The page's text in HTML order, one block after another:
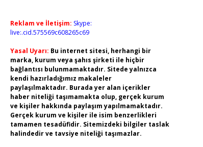
Reklam ve İletişim: Skype:
live:.cid.575569c608265c69
Yasal Uyarı: Bu internet sitesi, herhangi bir
marka, kurum veya şahıs şirketi ile hiçbir
bağlantısı bulunmamaktadır. Sitede yalnızca
kendi hazırladığımız makaleler
paylaşılmaktadır. Burada yer alan içerikler
haber niteliği taşımamakta olup, gerçek kurum
ve kişiler hakkında paylaşım yapılmamaktadır.
Gerçek kurum ve kişiler ile isim benzerlikleri
tamamen tesadüfidir. Sitemizdeki bilgiler taslak
halindedir ve tavsiye niteliği taşımazlar.